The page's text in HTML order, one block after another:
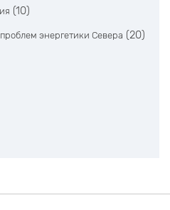
(10)
энергетики Севера (20)